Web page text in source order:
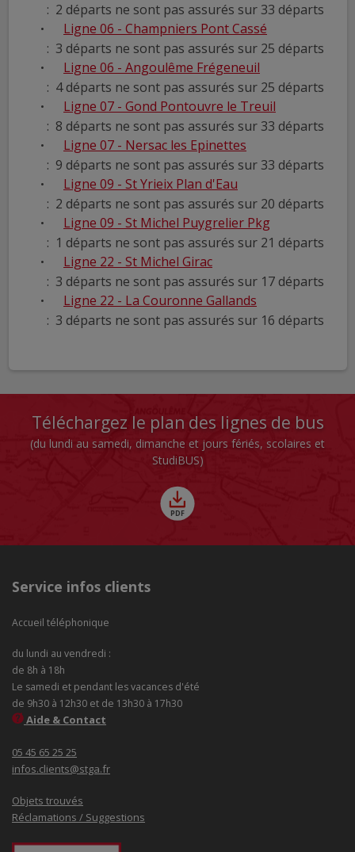
: 2 départs ne sont pas assurés sur 33 départs
Ligne 06 - Champniers Pont Cassé
: 3 départs ne sont pas assurés sur 25 départs
Ligne 06 - Angoulême Frégeneuil
: 4 départs ne sont pas assurés sur 25 départs
Ligne 07 - Gond Pontouvre le Treuil
: 8 départs ne sont pas assurés sur 33 départs
Ligne 07 - Nersac les Epinettes
: 9 départs ne sont pas assurés sur 33 départs
Ligne 09 - St Yrieix Plan d'Eau
: 2 départs ne sont pas assurés sur 20 départs
Ligne 09 - St Michel Puygrelier Pkg
: 1 départs ne sont pas assurés sur 21 départs
Ligne 22 - St Michel Girac
: 3 départs ne sont pas assurés sur 17 départs
Ligne 22 - La Couronne Gallands
: 3 départs ne sont pas assurés sur 16 départs
Téléchargez le plan des lignes de bus
(du lundi au samedi, dimanche et jours fériés, scolaires et
StudiBUS)
Service infos clients
Accueil téléphonique
du lundi au vendredi :
de 8h à 18h
Le samedi et pendant les vacances d'été
de 9h30 à 12h30 et de 13h30 à 17h30
Aide & Contact
05 45 65 25 25
infos.clients@stga.fr
Objets trouvés
Réclamations / Suggestions